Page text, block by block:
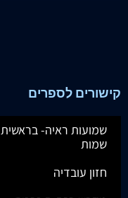
קישורים לספרים
שמועות ראיה- בראשית
שמות
חזון עובדיה